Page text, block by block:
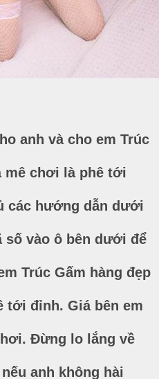
anh và cho em Trúc
mê chơi là phê tới
các hướng dẫn dưới
số vào ô bên dưới để
Trúc Gấm hàng đẹp
tới đỉnh. Giá bên em
Đừng lo lắng về
anh không hài